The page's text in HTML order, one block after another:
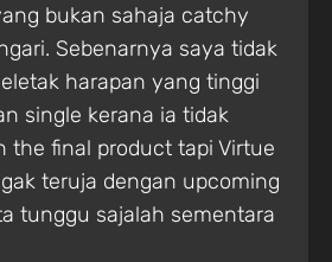
bukan sahaja catchy
Sebenarnya saya tidak
harapan yang tinggi
single kerana ia tidak
the final product tapi Virtue
teruja dengan upcoming
tunggu sajalah sementara